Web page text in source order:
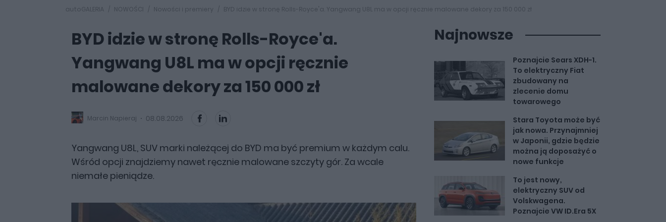
autoGALERIA NOWOŚCI Nowości i premiery BYD idzie w stronę Rolls-Royce'a. Yangwang U8L ma w opcji ręcznie malowane dekory za 150 000 zł
BYD idzie w stronę Rolls-Royce'a.
Yangwang U8L ma w opcji ręcznie
malowane dekory za 150 000 zł
Marcin Napieraj 08.08.2026
Yangwang U8L, SUV marki należącej do BYD ma być premium w każdym calu.
Wśród opcji znajdziemy nawet ręcznie malowane szczyty gór. Za wcale
niemałe pieniądze.
Najnowsze
Poznajcie Sears XDH-1.
To elektryczny Fiat
zbudowany na
zlecenie domu
towarowego
Stara Toyota może być
jak nowa. Przynajmniej
w Japonii, gdzie będzie
można ją doposażyć o
nowe funkcje
To jest nowy,
elektryczny SUV od
Volskwagena.
Poznajcie VW ID.Era 5X